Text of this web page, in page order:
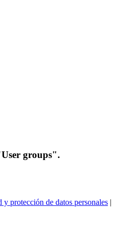
groups".
y protección de datos personales |